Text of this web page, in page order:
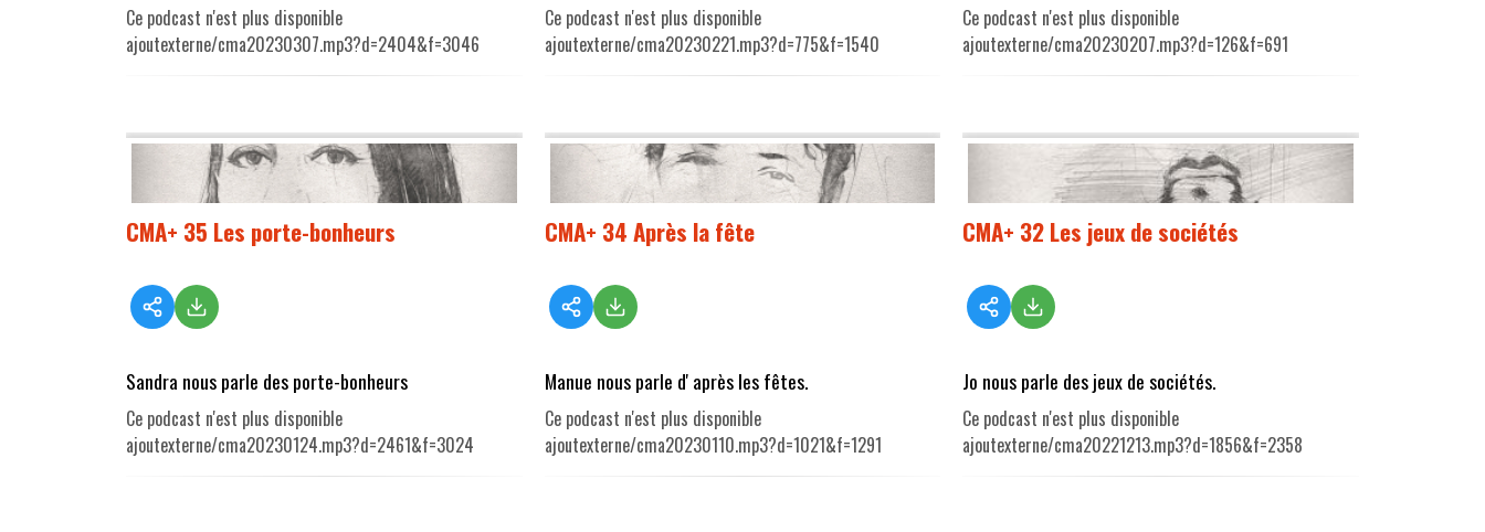
Ce podcast n'est plus disponible
ajoutexterne/cma20230307.mp3?d=2404&f=3046
Ce podcast n'est plus disponible
ajoutexterne/cma20230221.mp3?d=775&f=1540
Ce podcast n'est plus disponible
ajoutexterne/cma20230207.mp3?d=126&f=691
CMA+ 35 Les porte-bonheurs
Sandra nous parle des porte-bonheurs
Ce podcast n'est plus disponible
ajoutexterne/cma20230124.mp3?d=2461&f=3024
CMA+ 34 Après la fête
Manue nous parle d' après les fêtes.
Ce podcast n'est plus disponible
ajoutexterne/cma20230110.mp3?d=1021&f=1291
CMA+ 32 Les jeux de sociétés
Jo nous parle des jeux de sociétés.
Ce podcast n'est plus disponible
ajoutexterne/cma20221213.mp3?d=1856&f=2358